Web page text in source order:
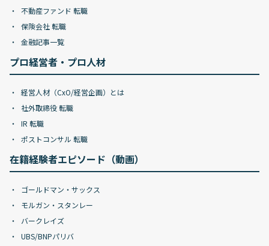
不動産ファンド 転職
保険会社 転職
金融記事一覧
プロ経営者・プロ人材
経営人材（CxO/経営企画）とは
社外取締役 転職
IR 転職
ポストコンサル 転職
在籍経験者エピソード（動画）
ゴールドマン・サックス
モルガン・スタンレー
バークレイズ
UBS/BNPパリバ